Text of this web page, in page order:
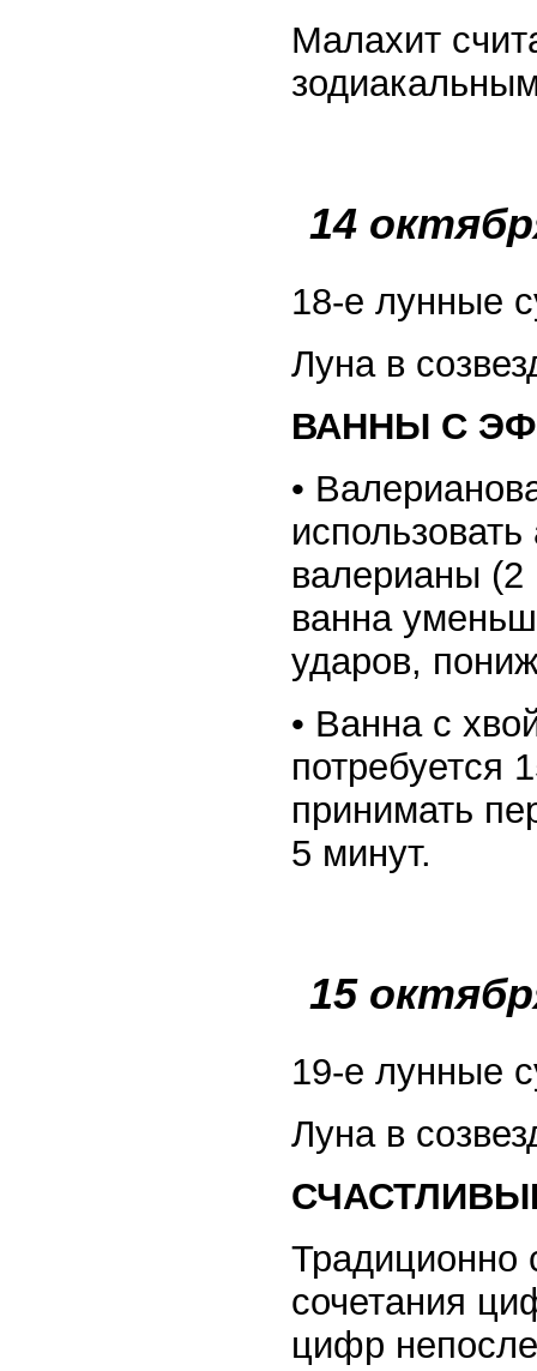
Малахит
14
18-е лунные
Луна в
ВАННЫ С
•
валерианы (2
ванна
ударов,
• Ванна с
потребуется
принимать
5 минут.
15
19-е лунные
Луна в
Традиционно
сочетания
цифр